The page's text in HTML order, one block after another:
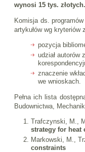
wynosi 15 tys. złotych.
Komisja ds.
artykułów wg kryteriów
pozycja
udział
znaczenie
we wnioskach.
Pełna ich lista
Budownictwa,
Trafczynski, M.,
strategy for
Markowski, M.,
constraints